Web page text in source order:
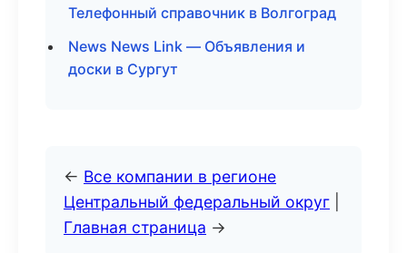
Телефонный справочник в Волгоград
News News Link — Объявления и
доски в Сургут
← Все компании в регионе
Центральный федеральный округ
Главная страница →